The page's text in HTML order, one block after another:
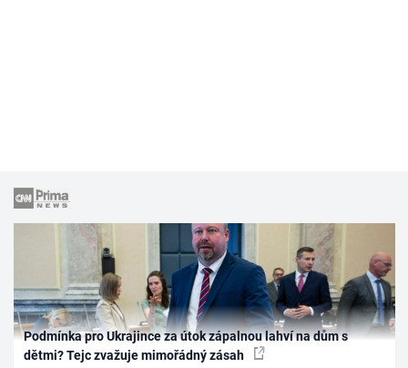
Podmínka pro Ukrajince za útok zápalnou lahví na dům s
dětmi? Tejc zvažuje mimořádný zásah